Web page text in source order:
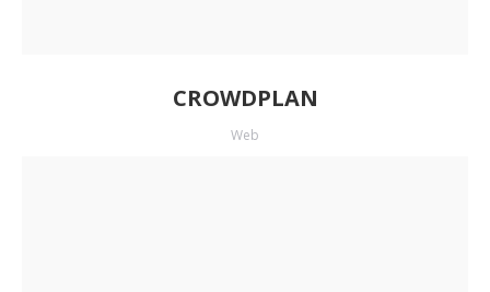
CROWDPLAN
Web